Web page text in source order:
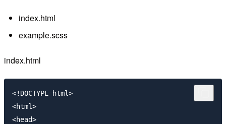
index.html
example.scss
index.html
<!DOCTYPE html>
<html>
<head>